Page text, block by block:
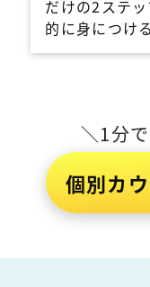
だけの2ステ
的に身につけ
＼1分
個別カ